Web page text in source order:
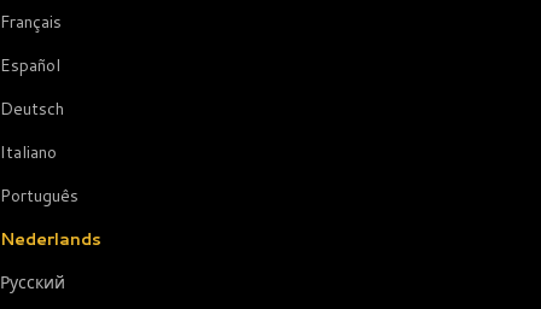
Français
Español
Deutsch
Italiano
Português
Nederlands
Русский